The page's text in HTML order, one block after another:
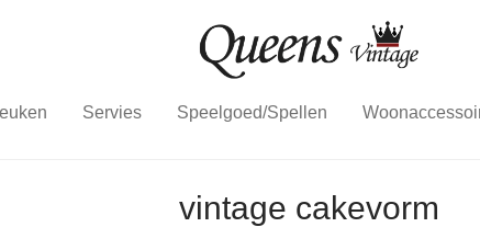
Servies Speelgoed/Spellen
vintage cakevorm